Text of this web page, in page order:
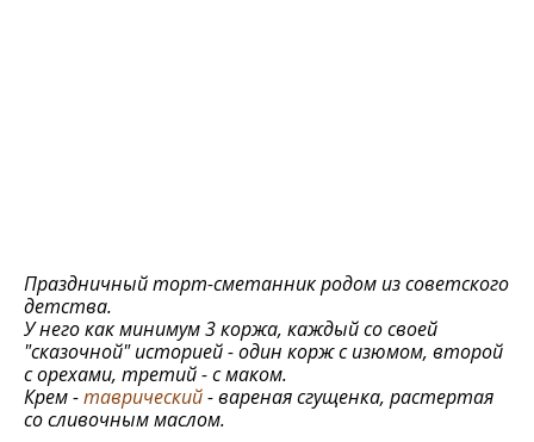
Праздничный торт-сметанник родом из советского
детства.
У него как минимум 3 коржа, каждый со своей
"сказочной" историей - один корж с изюмом, второй
с орехами, третий - с маком.
Крем -таврический- вареная сгущенка, растертая
со сливочным маслом.